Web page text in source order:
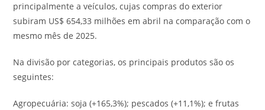
principalmente a veículos, cujas compras do exterior
subiram US$ 654,33 milhões em abril na comparação com o
mesmo mês de 2025.
Na divisão por categorias, os principais produtos são os
seguintes:
Agropecuária: soja (+165,3%); pescados (+11,1%); e frutas